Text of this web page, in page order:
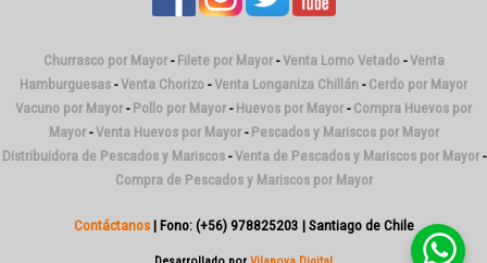
Churrasco por Mayor- Filete por Mayor-Venta Lomo Vetado-Venta
Hamburguesas -Venta Chorizo -Venta Longaniza Chillán - Cerdo por Mayor
Vacuno por Mayor - Pollo por Mayor - Huevos por Mayor - Compra Huevos por
Mayor-Venta Huevos por Mayor- Pescados y Mariscos por Mayor
Distribuidora de Pescados y Mariscos-Venta de Pescados y Mariscos por Mayor-
Compra de Pescados y Mariscos por Mayor
Contáctanos| Fono: (+56) 978825203 | Santiago de Chile